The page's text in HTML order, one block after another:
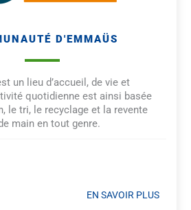
D'EMMAÜS
un lieu d’accueil, de vie et
quotidienne est ainsi basée
le tri, le recyclage et la revente
main en tout genre.
EN SAVOIR PLUS